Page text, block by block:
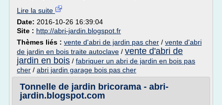
Lire la suite
Date: 2016-10-26 16:39:04
Site : http://abri-jardin.blogspot.fr
Thèmes liés : vente d'abri de jardin pas cher / vente d'abri
de jardin en bois traite autoclave / vente d'abri de
jardin en bois / fabriquer un abri de jardin en bois pas
cher / abri jardin garage bois pas cher
Tonnelle de jardin bricorama - abri-
jardin.blogspot.com